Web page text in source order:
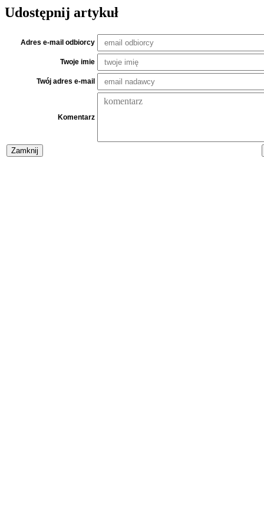
Udostępnij artykuł
Adres e-mail odbiorcy
Twoje imie
Twój adres e-mail
Komentarz